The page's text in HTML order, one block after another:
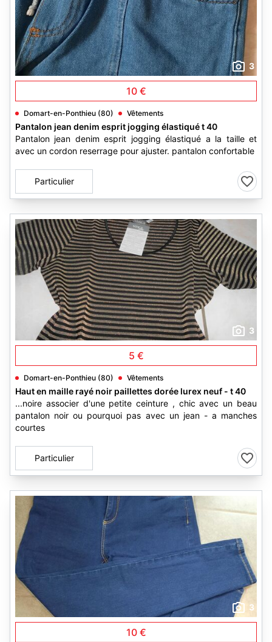
3
10 €
Domart-en-Ponthieu (80) Vêtements
Pantalon jean denim esprit jogging élastiqué t 40
Pantalon jean denim esprit jogging élastiqué a la taille et
avec un cordon reserrage pour ajuster. pantalon confortable
Particulier
3
5 €
Domart-en-Ponthieu (80) Vêtements
Haut en maille rayé noir paillettes dorée lurex neuf - t 40
...noire associer d'une petite ceinture , chic avec un beau
pantalon noir ou pourquoi pas avec un jean - a manches
courtes
Particulier
3
10 €